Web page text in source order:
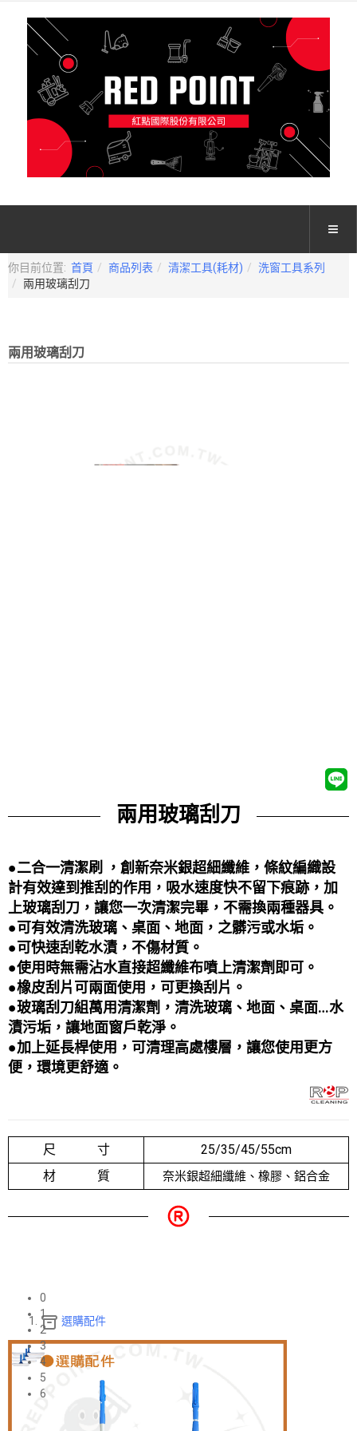
你目前位置: 首頁 商品列表 清潔工具(耗材)
洗窗工具系列
兩用玻璃刮刀
兩用玻璃刮刀
0
1
2
3
4
5
6
兩用玻璃刮刀
●二合一清潔刷 ，創新奈米銀超細纖維，條紋編織設
計有效達到推刮的作用，吸水速度快不留下痕跡，加
上玻璃刮刀，讓您一次清潔完畢，不需換兩種器具。
●可有效清洗玻璃、桌面、地面，之髒污或水垢。
●可快速刮乾水漬，不傷材質。
●使用時無需沾水直接超纖維布噴上清潔劑即可。
●橡皮刮片可兩面使用，可更換刮片。
●玻璃刮刀組萬用清潔劑，清洗玻璃、地面、桌面…水
漬污垢，讓地面窗戶乾淨。
●加上延長桿使用，可清理高處樓層，讓您使用更方
便，環境更舒適。
尺 寸
25/35/45/55cm
材 質
奈米銀超細纖維、橡膠、鋁合金
選購配件